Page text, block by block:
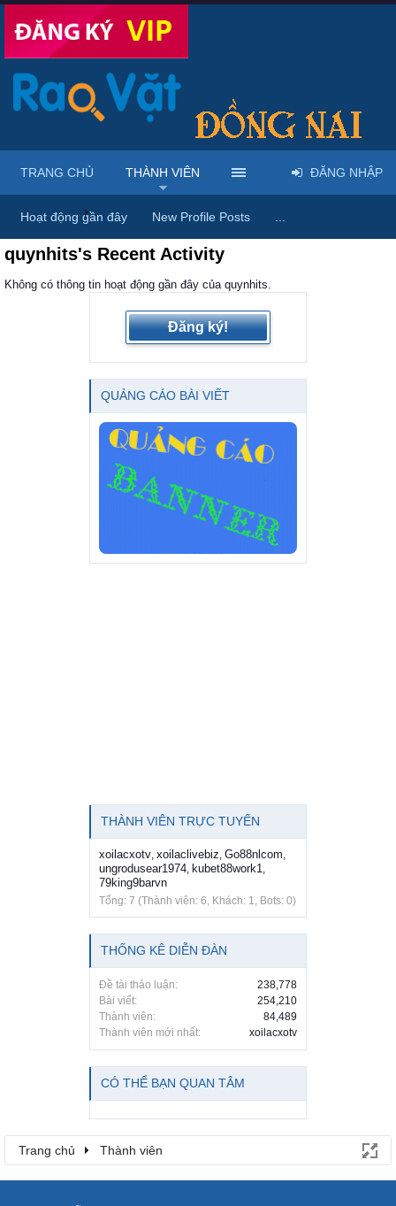
Trang chủ Thành viên
quynhits's Recent Activity
Không có thông tin hoạt động gần đây của quynhits.
Đăng ký!
QUẢNG CÁO BÀI VIẾT
THÀNH VIÊN TRỰC TUYẾN
xoilacxotv, xoilaclivebiz, Go88nlcom,
ungrodusear1974, kubet88work1,
79king9barvn
Tổng: 7 (Thành viên: 6, Khách: 1, Bots: 0)
THỐNG KÊ DIỄN ĐÀN
Đề tài thảo luận:
238,778
Bài viết:
254,210
Thành viên:
84,489
Thành viên mới nhất:
xoilacxotv
CÓ THỂ BẠN QUAN TÂM
Trang chủ Thành viên
TRANG CHỦ THÀNH VIÊN
Hoạt động gần đây New Profile Posts
ĐĂNG NHẬP